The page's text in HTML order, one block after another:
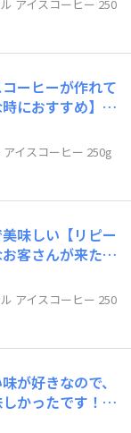
ピート】あり
自分の好きな分
品カテゴリに
（粉）しか
は、ゴールドス
アイスコーヒー 250
ーヒーが作れて
におすすめ】の
節にぴったり
イスコーヒー 250g
味しい【リピー
客さんが来た時
アイスコーヒー 250
好きなので、
かったです！​
スッキリした後